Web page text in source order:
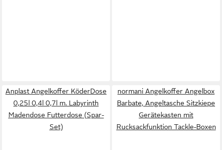
Anplast Angelkoffer KöderDose
0,25l 0,4l 0,7l m. Labyrinth
Madendose Futterdose (Spar-
Set)
normani Angelkoffer Angelbox
Barbate, Angeltasche Sitzkiepe
Gerätekasten mit
Rucksackfunktion Tackle-Boxen